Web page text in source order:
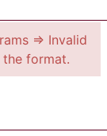
=> Invalid
the format.